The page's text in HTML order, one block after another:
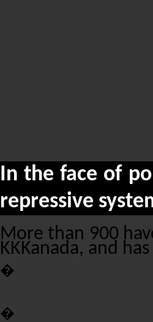
In the face of
repressive
More than 900
KKKanada, and
�
�